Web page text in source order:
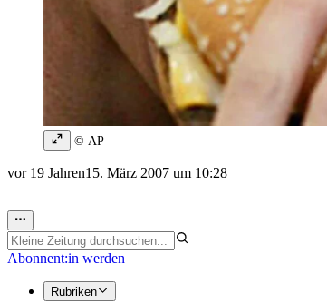
© AP
vor 19 Jahren15. März 2007 um 10:28
Abonnent:in werden
Rubriken